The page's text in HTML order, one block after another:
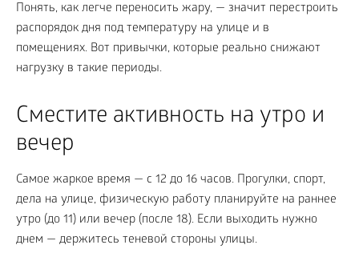
Понять, как легче переносить жару, — значит перестроить
распорядок дня под температуру на улице и в
помещениях. Вот привычки, которые реально снижают
нагрузку в такие периоды.
Сместите активность на утро и
вечер
Самое жаркое время — с 12 до 16 часов. Прогулки, спорт,
дела на улице, физическую работу планируйте на раннее
утро (до 11) или вечер (после 18). Если выходить нужно
днем — держитесь теневой стороны улицы.